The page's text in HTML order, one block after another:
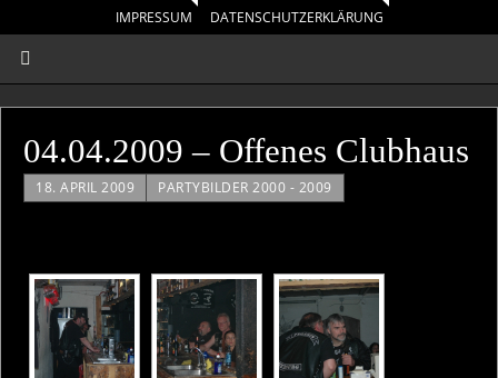
IMPRESSUM DATENSCHUTZERKLÄRUNG
04.04.2009 – Offenes Clubhaus
18. APRIL 2009 PARTYBILDER 2000 - 2009